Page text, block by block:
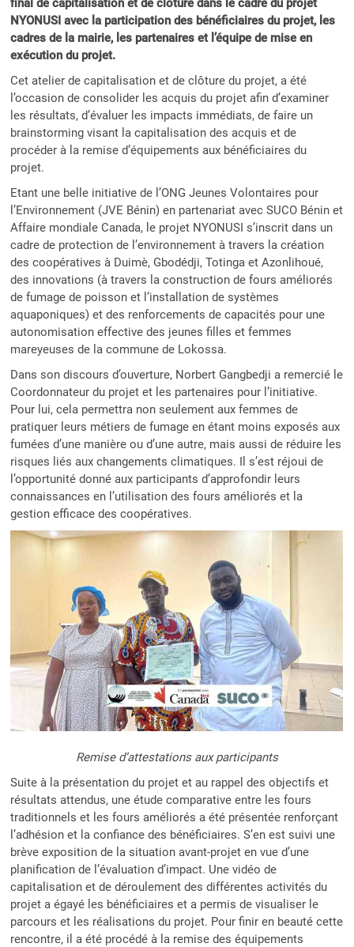
final de capitalisation et de clôture dans le cadre du projet
NYONUSI avec la participation des bénéficiaires du projet, les
cadres de la mairie, les partenaires et l’équipe de mise en
exécution du projet.
Cet atelier de capitalisation et de clôture du projet, a été
l’occasion de consolider les acquis du projet afin d’examiner
les résultats, d’évaluer les impacts immédiats, de faire un
brainstorming visant la capitalisation des acquis et de
procéder à la remise d’équipements aux bénéficiaires du
projet.
Etant une belle initiative de l’ONG Jeunes Volontaires pour
l’Environnement (JVE Bénin) en partenariat avec SUCO Bénin et
Affaire mondiale Canada, le projet NYONUSI s’inscrit dans un
cadre de protection de l’environnement à travers la création
des coopératives à Duimè, Gbodédji, Totinga et Azonlihoué,
des innovations (à travers la construction de fours améliorés
de fumage de poisson et l’installation de systèmes
aquaponiques) et des renforcements de capacités pour une
autonomisation effective des jeunes filles et femmes
mareyeuses de la commune de Lokossa.
Dans son discours d’ouverture, Norbert Gangbedji a remercié le
Coordonnateur du projet et les partenaires pour l’initiative.
Pour lui, cela permettra non seulement aux femmes de
pratiquer leurs métiers de fumage en étant moins exposés aux
fumées d’une manière ou d’une autre, mais aussi de réduire les
risques liés aux changements climatiques. Il s’est réjoui de
l’opportunité donné aux participants d’approfondir leurs
connaissances en l’utilisation des fours améliorés et la
gestion efficace des coopératives.
Remise d’attestations aux participants
Suite à la présentation du projet et au rappel des objectifs et
résultats attendus, une étude comparative entre les fours
traditionnels et les fours améliorés a été présentée renforçant
l’adhésion et la confiance des bénéficiaires. S’en est suivi une
brève exposition de la situation avant-projet en vue d’une
planification de l’évaluation d’impact. Une vidéo de
capitalisation et de déroulement des différentes activités du
projet a égayé les bénéficiaires et a permis de visualiser le
parcours et les réalisations du projet. Pour finir en beauté cette
rencontre, il a été procédé à la remise des équipements